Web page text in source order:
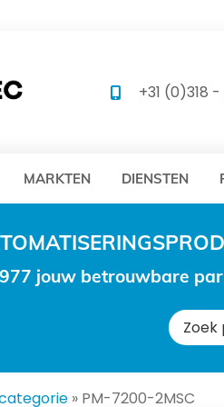
MODELEC+31 (0)318
MARKTEN DIENSTEN
jouw betrouwbare
Zoeken
naar:
» PM-7200-2MSC